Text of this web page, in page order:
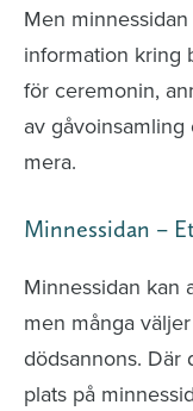
Men
information kring
för ceremonin,
av
mera.
Minnessidan –
Minnessidan kan
men många
dödsannons. Där
plats på